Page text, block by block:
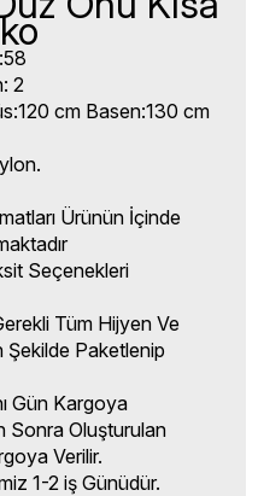
2
cm Basen:130 cm
Ürünün İçinde
Seçenekleri
Tüm Hijyen Ve
Şekilde Paketlenip
Gün Kargoya
Sonra Oluşturulan
Verilir.
1-2 iş Günüdür.